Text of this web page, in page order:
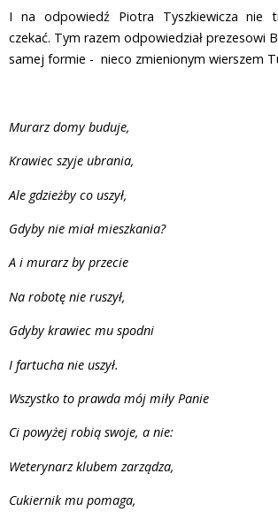
I na odpowiedź Piotra Tyszkiewicza nie
czekać. Tym razem odpowiedział prezesowi
samej formie - nieco zmienionym wierszem
Murarz domy buduje,
Krawiec szyje ubrania,
Ale gdzieżby co uszył,
Gdyby nie miał mieszkania?
A i murarz by przecie
Na robotę nie ruszył,
Gdyby krawiec mu spodni
I fartucha nie uszył.
Wszystko to prawda mój miły Panie
Ci powyżej robią swoje, a nie:
Weterynarz klubem zarządza,
Cukiernik mu pomaga,